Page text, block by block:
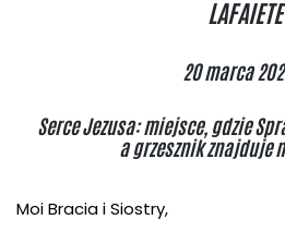
LAFAIETE
20 marca
Serce Jezusa: miejsce, gdzie
a grzesznik znajduje
Moi Bracia i Siostry,